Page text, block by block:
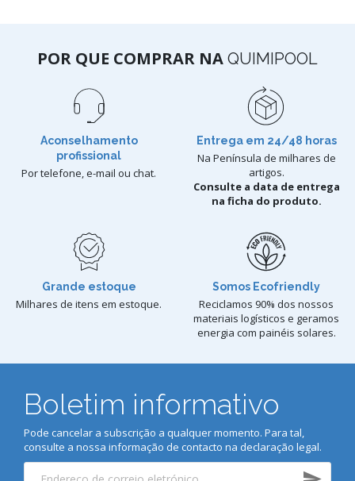
POR QUE COMPRAR NA QUIMIPOOL
Aconselhamento
profissional
Por telefone, e-mail ou chat.
Entrega em 24/48 horas
Na Península de milhares de
artigos.
Consulte a data de entrega
na ficha do produto.
Grande estoque
Milhares de itens em estoque.
Somos Ecofriendly
Reciclamos 90% dos nossos
materiais logísticos e geramos
energia com painéis solares.
Boletim informativo
Pode cancelar a subscrição a qualquer momento. Para tal,
consulte a nossa informação de contacto na declaração legal.